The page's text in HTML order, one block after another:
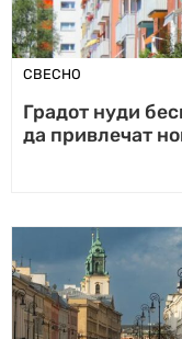
СВЕСНО
Градот нуди
да привлечат